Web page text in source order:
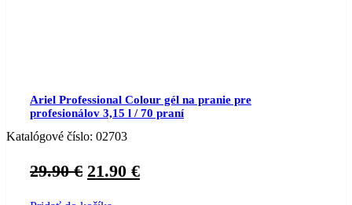
Ariel Professional Colour gél na pranie pre
profesionálov 3,15 l / 70 praní
Katalógové číslo: 02703
29.90€ Original
21.90 €Current